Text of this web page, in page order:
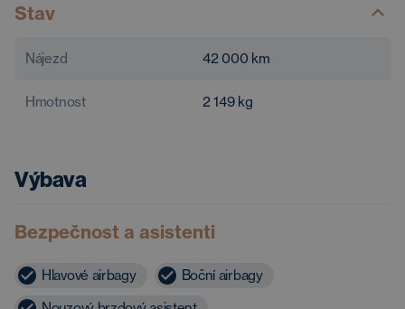
Stav
Nájezd 42 000 km
Hmotnost 2 149 kg
Výbava
Bezpečnost a asistenti
Hlavové airbagy
Boční airbagy